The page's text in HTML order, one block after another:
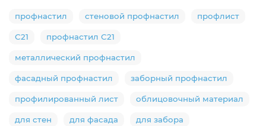
профнастил стеновой профнастил профлист
С21 профнастил С21
металлический профнастил
фасадный профнастил заборный профнастил
профилированный лист облицовочный материал
для стен для фасада для забора